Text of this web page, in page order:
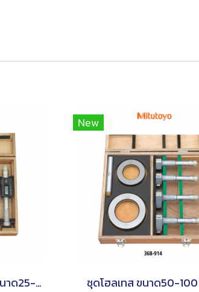
ชุดดิจิตอลโฮลเทส ขนาด25-50 มิล
New
ชุดโฮลเทส ขนาด50-